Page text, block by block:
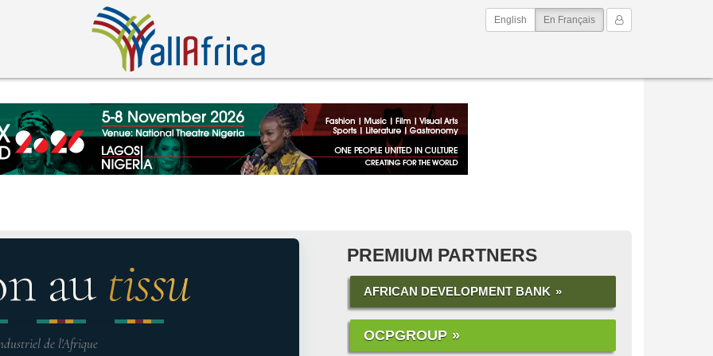
Mon Compte
English En Français(current)
au tissu
de l'Afrique
PREMIUM PARTNERS
AFRICAN DEVELOPMENT BANK
OCPGROUP